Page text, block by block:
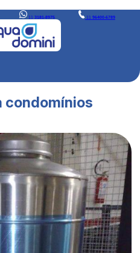
113181-8975 11 96400-6789
condomínios